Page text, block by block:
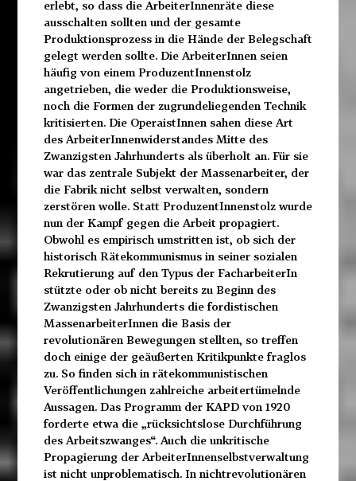
erlebt, so dass die ArbeiterInnenräte diese
ausschalten sollten und der gesamte
Produktionsprozess in die Hände der Belegschaft
gelegt werden sollte. Die ArbeiterInnen seien
häufig von einem ProduzentInnenstolz
angetrieben, die weder die Produktionsweise,
noch die Formen der zugrundeliegenden Technik
kritisierten. Die OperaistInnen sahen diese Art
des ArbeiterInnenwiderstandes Mitte des
Zwanzigsten Jahrhunderts als überholt an. Für sie
war das zentrale Subjekt der Massenarbeiter, der
die Fabrik nicht selbst verwalten, sondern
zerstören wolle. Statt ProduzentInnenstolz wurde
nun der Kampf gegen die Arbeit propagiert.
Obwohl es empirisch umstritten ist, ob sich der
historisch Rätekommunismus in seiner sozialen
Rekrutierung auf den Typus der FacharbeiterIn
stützte oder ob nicht bereits zu Beginn des
Zwanzigsten Jahrhunderts die fordistischen
MassenarbeiterInnen die Basis der
revolutionären Bewegungen stellten, so treffen
doch einige der geäußerten Kritikpunkte fraglos
zu. So finden sich in rätekommunistischen
Veröffentlichungen zahlreiche arbeitertümelnde
Aussagen. Das Programm der KAPD von 1920
forderte etwa die „rücksichtslose Durchführung
des Arbeitszwanges“. Auch die unkritische
Propagierung der ArbeiterInnenselbstverwaltung
ist nicht unproblematisch. In nichtrevolutionären